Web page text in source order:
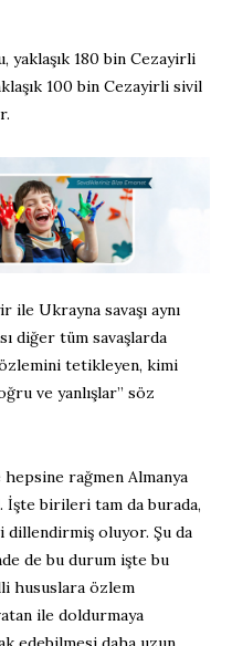
180 bin Cezayirli
100 bin Cezayirli sivil
ile Ukrayna savaşı aynı
diğer tüm savaşlarda
tetikleyen, kimi
ve yanlışlar” söz
hepsine rağmen Almanya
İşte birileri tam da burada,
oluyor. Şu da
de bu durum işte bu
hususlara özlem
ile doldurmaya